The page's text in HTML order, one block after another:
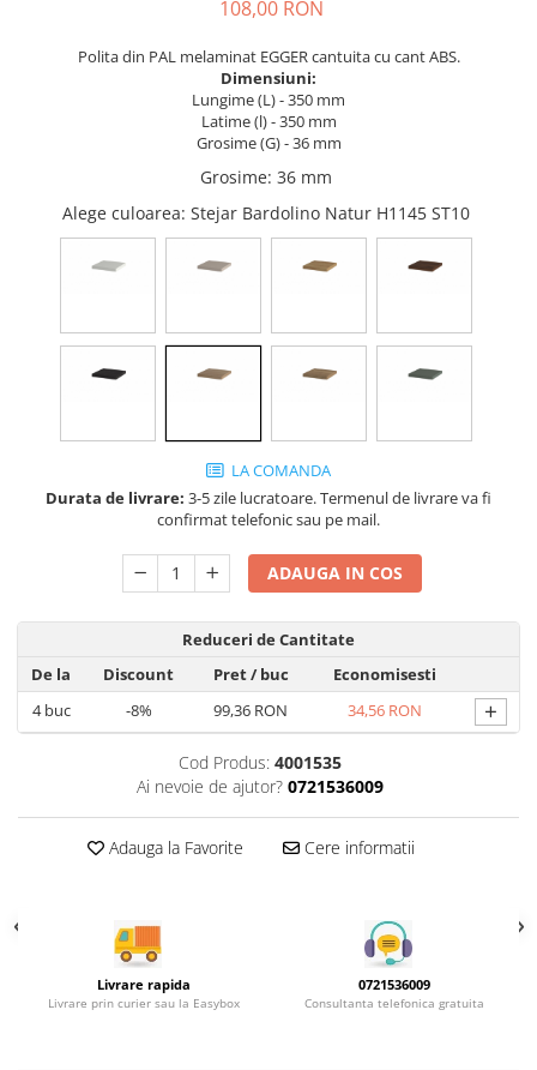
dressing
Sisteme pentru usi pliante
Console si suporti polita
Accesorii pentru compartimentare
Ambia-Line - Blum
Suruburi, coltare, elemente de
Lamele si cepi de lemn
Picioare si rotile mobilier
Picioare mobilier
Scurgatoare pentru vase
Cosuri Jolly si coloane
108,00 RON
Polita din PAL melaminat EGGER cantuita cu cant ABS.
Dimensiuni:
Lungime (L) - 350 mm
Latime (l) - 350 mm
Grosime (G) - 36 mm
Grosime: 36 mm
Alege culoarea: Stejar Bardolino Natur H1145 ST10
LA COMANDA
Durata de livrare: 3-5 zile lucratoare. Termenul de livrare va fi
confirmat telefonic sau pe mail.
ADAUGA IN COS
Reduceri de Cantitate
De la
Discount Pret/ buc
Economisesti
4buc -8% 99,36 RON 34,56 RON +
Cod Produs: 4001535
Ai nevoie de ajutor? 0721536009
Adauga la Favorite Cere informatii
Livrare rapida
Livrare prin curier sau la Easybox
0721536009
Consultanta telefonica gratuita